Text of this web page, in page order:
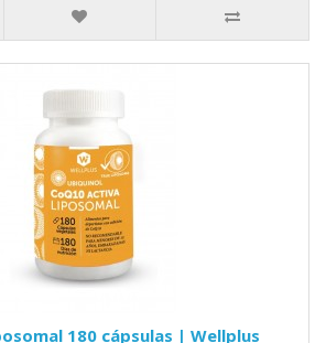
180 cápsulas | Wellplus